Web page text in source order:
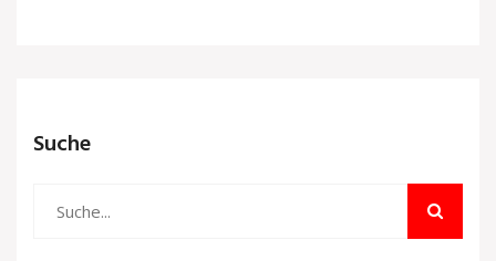
Suche